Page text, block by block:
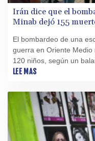
Irán dice que el
Minab dejó 155
El bombardeo de una
guerra en Oriente
120 niños, según un
martes por la televisión
LEE MAS